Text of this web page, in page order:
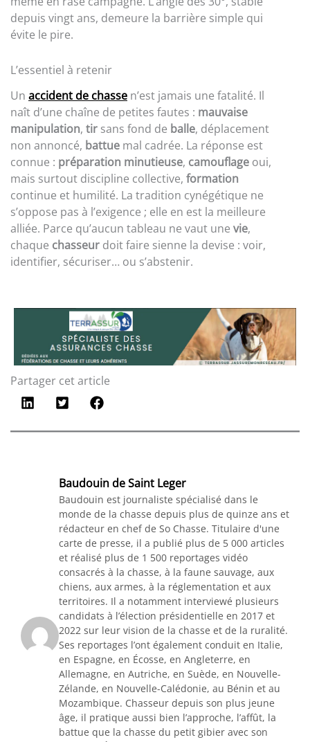
depuis vingt ans, demeure la barrière simple qui
évite le pire.
L’essentiel à retenir
Un accident de chasse n’est jamais une fatalité. Il
naît d’une chaîne de petites fautes : mauvaise
manipulation, tir sans fond de balle, déplacement
non annoncé, battue mal cadrée. La réponse est
connue : préparation minutieuse, camouflage oui,
mais surtout discipline collective, formation
continue et humilité. La tradition cynégétique ne
s’oppose pas à l’exigence ; elle en est la meilleure
alliée. Parce qu’aucun tableau ne vaut une vie,
chaque chasseur doit faire sienne la devise : voir,
identifier, sécuriser… ou s’abstenir.
Partager cet article
Baudouin de Saint Leger
Baudouin est journaliste spécialisé dans le
monde de la chasse depuis plus de quinze ans et
rédacteur en chef de So Chasse. Titulaire d'une
carte de presse, il a publié plus de 5 000 articles
et réalisé plus de 1 500 reportages vidéo
consacrés à la chasse, à la faune sauvage, aux
chiens, aux armes, à la réglementation et aux
territoires. Il a notamment interviewé plusieurs
candidats à l’élection présidentielle en 2017 et
2022 sur leur vision de la chasse et de la ruralité.
Ses reportages l’ont également conduit en Italie,
en Espagne, en Écosse, en Angleterre, en
Allemagne, en Autriche, en Suède, en Nouvelle-
Zélande, en Nouvelle-Calédonie, au Bénin et au
Mozambique. Chasseur depuis son plus jeune
âge, il pratique aussi bien l’approche, l’affût, la
battue que la chasse du petit gibier avec son